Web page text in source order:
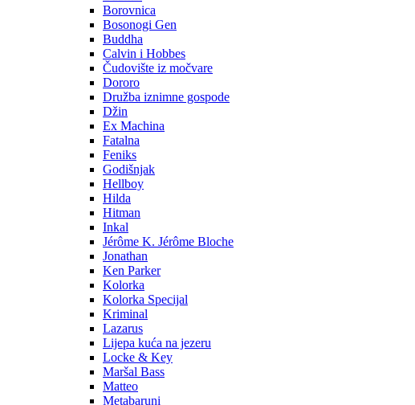
Borovnica
Bosonogi Gen
Buddha
Calvin i Hobbes
Čudovište iz močvare
Dororo
Družba iznimne gospode
Džin
Ex Machina
Fatalna
Feniks
Godišnjak
Hellboy
Hilda
Hitman
Inkal
Jérôme K. Jérôme Bloche
Jonathan
Ken Parker
Kolorka
Kolorka Specijal
Kriminal
Lazarus
Lijepa kuća na jezeru
Locke & Key
Maršal Bass
Matteo
Metabaruni